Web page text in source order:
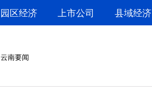
园区经济 上市公司 县域经济
云南要闻